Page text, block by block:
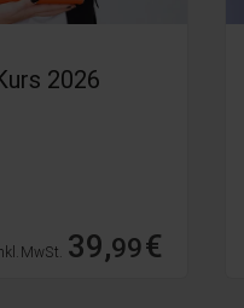
2026
MwSt. 39,99€